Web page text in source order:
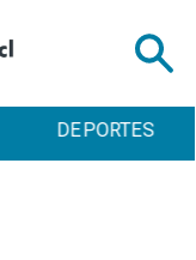
DEPORTES